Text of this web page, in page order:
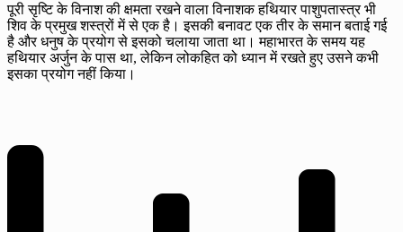
पूरी सृष्टि के विनाश की क्षमता रखने वाला विनाशक हथियार पाशुपतास्त्र भी
शिव के प्रमुख शस्त्रों में से एक है। इसकी बनावट एक तीर के समान बताई गई
है और धनुष के प्रयोग से इसको चलाया जाता था। महाभारत के समय यह
हथियार अर्जुन के पास था, लेकिन लोकहित को ध्यान में रखते हुए उसने कभी
इसका प्रयोग नहीं किया।